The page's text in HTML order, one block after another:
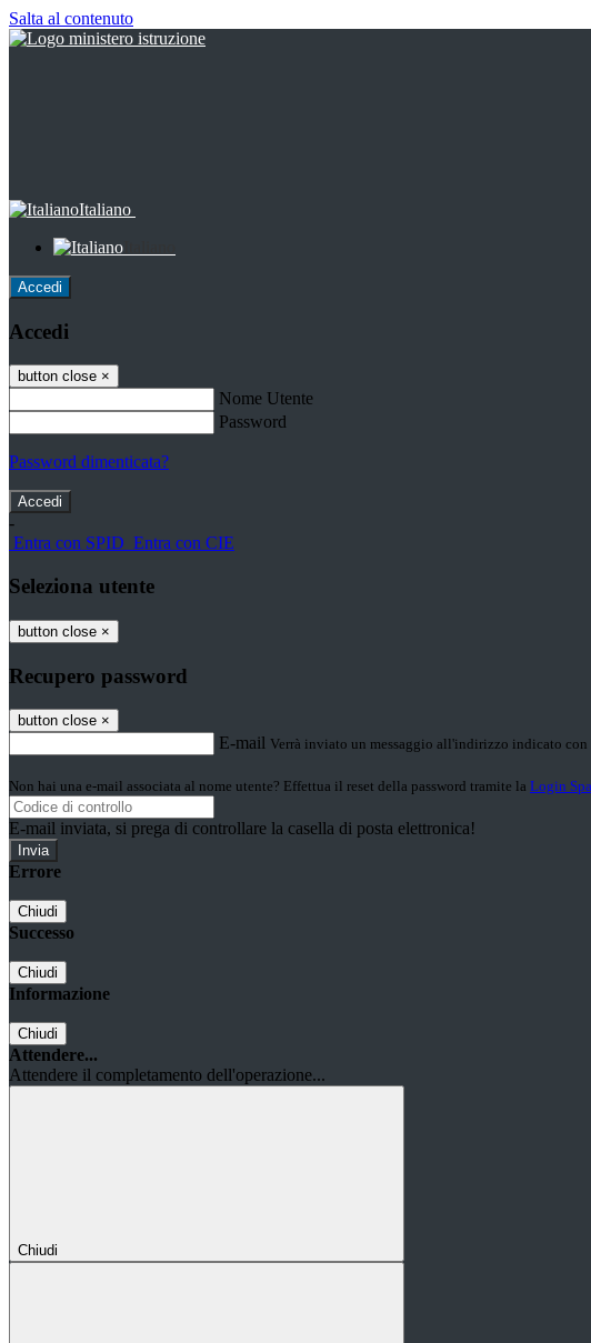
Salta al contenuto
Italiano
Accedi
Accedi
button close ×
Nome Utente
Password
Password dimenticata?
-
Entra con SPID Entra con CIE
Seleziona utente
button close ×
Recupero password
button close ×
E-mail Verrà inviato un messaggio all'indirizzo indicato con
Non hai una e-mail associata al nome utente? Effettua il reset della password tramite la Login
E-mail inviata, si prega di controllare la casella di posta elettronica!
Errore
Chiudi
Successo
Chiudi
Informazione
Chiudi
Attendere...
Attendere il completamento dell'operazione...
Chiudi